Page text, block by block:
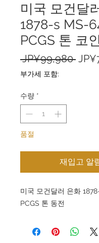
미국 모건달
1878-s MS-
PCGS 톤 코인
JP¥99,980 일
부가세 포함:
수량 *
품절
재입고 알
미국 모건달러 은화
PCGS 톤 동전